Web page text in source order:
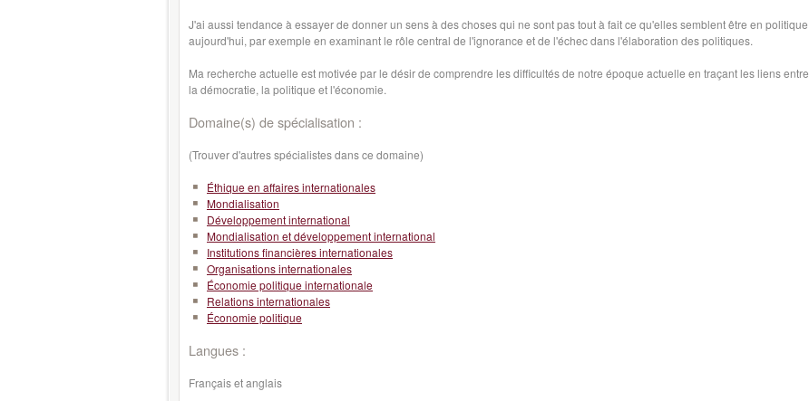
J'ai aussi tendance à essayer de donner un sens à des choses qui ne sont pas tout à fait ce qu'elles semblent être en politique
aujourd'hui, par exemple en examinant le rôle central de l'ignorance et de l'échec dans l'élaboration des politiques.
Ma recherche actuelle est motivée par le désir de comprendre les difficultés de notre époque actuelle en traçant les liens entre
la démocratie, la politique et l'économie.
Domaine(s) de spécialisation :
(Trouver d'autres spécialistes dans ce domaine)
Éthique en affaires internationales
Mondialisation
Développement international
Mondialisation et développement international
Institutions financières internationales
Organisations internationales
Économie politique internationale
Relations internationales
Économie politique
Langues :
Français et anglais